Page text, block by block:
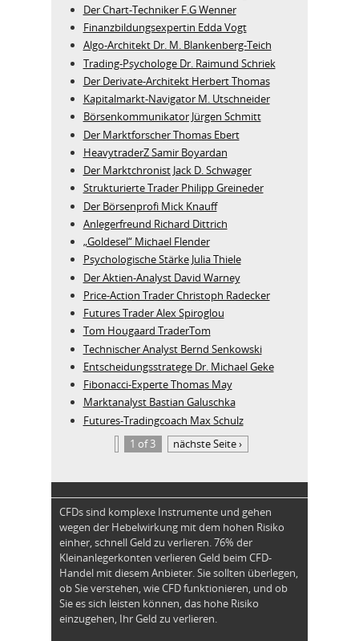
Der Chart-Techniker F.G Wenner
Finanzbildungsexpertin Edda Vogt
Algo‑Architekt Dr. M. Blankenberg‑Teich
Trading-Psychologe Dr. Raimund Schriek
Der Derivate‑Architekt Herbert Thomas
Kapitalmarkt-Navigator M. Utschneider
Börsenkommunikator Jürgen Schmitt
Der Marktforscher Thomas Ebert
HeavytraderZ Samir Boyardan
Der Marktchronist Jack D. Schwager
Strukturierte Trader Philipp Greineder
Der Börsenprofi Mick Knauff
Anlegerfreund Richard Dittrich
„Goldesel“ Michael Flender
Psychologische Stärke Julia Thiele
Der Aktien-Analyst David Warney
Price-Action Trader Christoph Radecker
Futures Trader Alex Spiroglou
Tom Hougaard TraderTom
Technischer Analyst Bernd Senkowski
Entscheidungsstratege Dr. Michael Geke
Fibonacci-Experte Thomas May
Marktanalyst Bastian Galuschka
Futures-Tradingcoach Max Schulz
1 of 3
nächste Seite ›
CFDs sind komplexe Instrumente und gehen
wegen der Hebelwirkung mit dem hohen Risiko
einher, schnell Geld zu verlieren. 76% der
Kleinanlegerkonten verlieren Geld beim CFD-
Handel mit diesem Anbieter. Sie sollten überlegen,
ob Sie verstehen, wie CFD funktionieren, und ob
Sie es sich leisten können, das hohe Risiko
einzugehen, Ihr Geld zu verlieren.